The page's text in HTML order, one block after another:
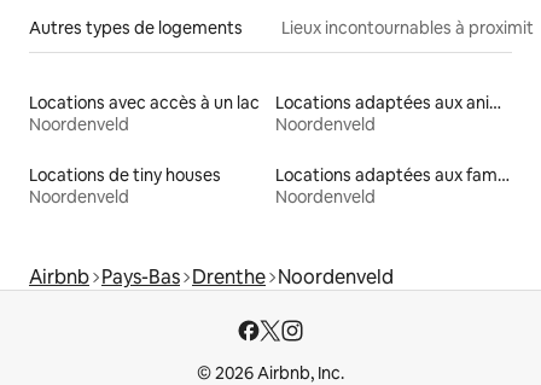
Autres types de logements Lieux incontournables à
Locations avec accès à un lac
Noordenveld
Locations adaptées aux animaux
Noordenveld
Locations de tiny houses
Noordenveld
Locations adaptées aux familles
Noordenveld
Airbnb Pays-Bas Drenthe Noordenveld
© 2026 Airbnb, Inc.